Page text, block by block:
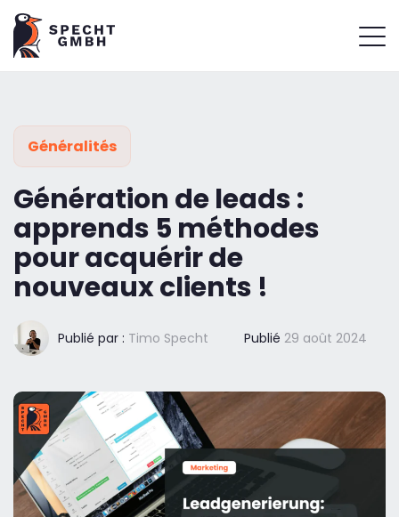
Généralités
Génération de leads :
apprends 5 méthodes
pour acquérir de
nouveaux clients !
Publié par : Timo Specht Publié 29 août 2024